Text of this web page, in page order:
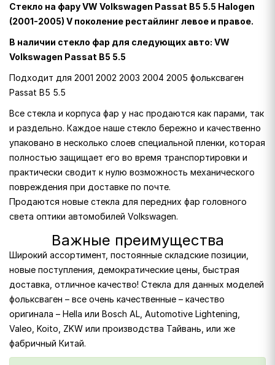
Стекло на фару VW Volkswagen Passat B5 5.5 Halogen
(2001-2005) V поколение рестайлинг левое и правое.
В наличии стекло фар для следующих авто: VW
Volkswagen Passat B5 5.5
Подходит для 2001 2002 2003 2004 2005 фольксваген
Passat B5 5.5
Все стекла и корпуса фар у нас продаются как парами, так
и раздельно. Каждое наше стекло бережно и качественно
упаковано в несколько слоев специальной пленки, которая
полностью защищает его во время транспортировки и
практически сводит к нулю возможность механического
повреждения при доставке по почте.
Продаются новые стекла для передних фар головного
света оптики автомобилей Volkswagen.
Важные преимущества
Широкий ассортимент, постоянные складские позиции,
новые поступления, демократические цены, быстрая
доставка, отличное качество! Стекла для данных моделей
фольксваген – все очень качественные – качество
оригинала – Hella или Bosch AL, Automotive Lightening,
Valeo, Koito, ZKW или производства Тайвань, или же
фабричный Китай.